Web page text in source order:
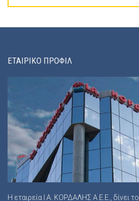
ΕΤΑΙΡΙΚΟ ΠΡΟΦΙΛ
Η εταιρεία Ι.Α. ΚΟΡΔΑΛΗΣ Α.Ε.Ε., δίνει